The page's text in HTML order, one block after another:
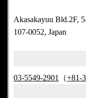
Akasakayuu Bld.2F,
107-0052, Japan
03-5549-2901 （+81-